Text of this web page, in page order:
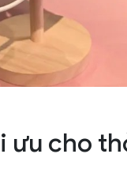
ưu cho